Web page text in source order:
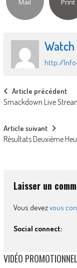
Mail Print
http://
Post
navigation
Article précédent
Smackdown Live
Article suivant
Résultats Deuxième
Laisser un
Vous devezvous
Social connect:
VIDÉO